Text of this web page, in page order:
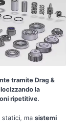
tramite Drag &
la
ripetitive.
statici, ma sistemi